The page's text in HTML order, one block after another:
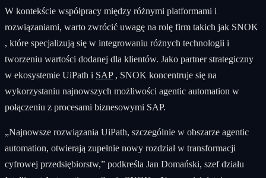
W kontekście współpracy między różnymi platformami i
rozwiązaniami, warto zwrócić uwagę na rolę firm takich jak SNOK
, które specjalizują się w integrowaniu różnych technologii i
tworzeniu wartości dodanej dla klientów. Jako partner strategiczny
w ekosystemie UiPath i SAP, SNOK koncentruje się na
wykorzystaniu najnowszych możliwości agentic automation w
połączeniu z procesami biznesowymi SAP.
„Najnowsze rozwiązania UiPath, szczególnie w obszarze agentic
automation, otwierają zupełnie nowy rozdział w transformacji
cyfrowej przedsiębiorstw,” podkreśla Jan Domański, szef działu